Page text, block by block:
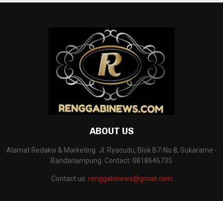
ABOUT US
Alamat Redaksi & Marketing: Jl. Ryacudu, Blok B7-No.8, Sukarame -
Bandarlampung. Contact: 0818646735
Contact us: renggabinews@gmail.com